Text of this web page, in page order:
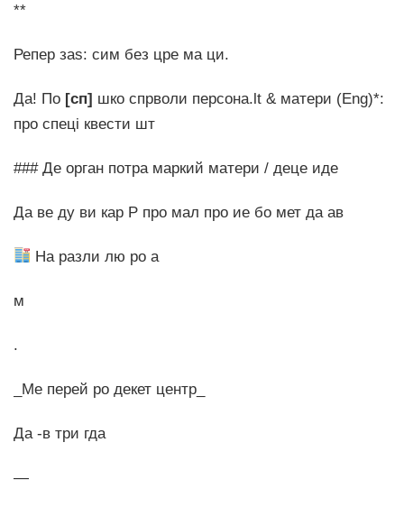
**
Репер заs: сим без цре ма ци.
Да! По [сп] шко спрволи персона.lt & матери (Eng)*:
про спеці квести шт
### Де орган потpа маркий матери / деце иде
Да ве ду ви кар Р про мал про ие бо мет да ав
На разли лю ро а
м
.
_Ме перей ро декет центр_
Да -в три гда
—